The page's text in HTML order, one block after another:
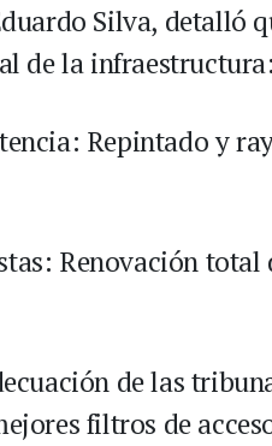
Silva, detalló
de la infraestructura:
Repintado y
Renovación total
de las
filtros de